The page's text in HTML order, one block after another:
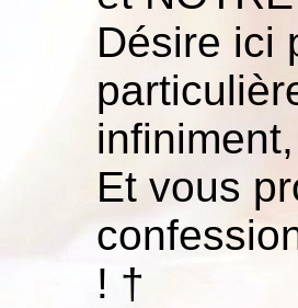
Désire ici
infiniment,
Et vous
! †